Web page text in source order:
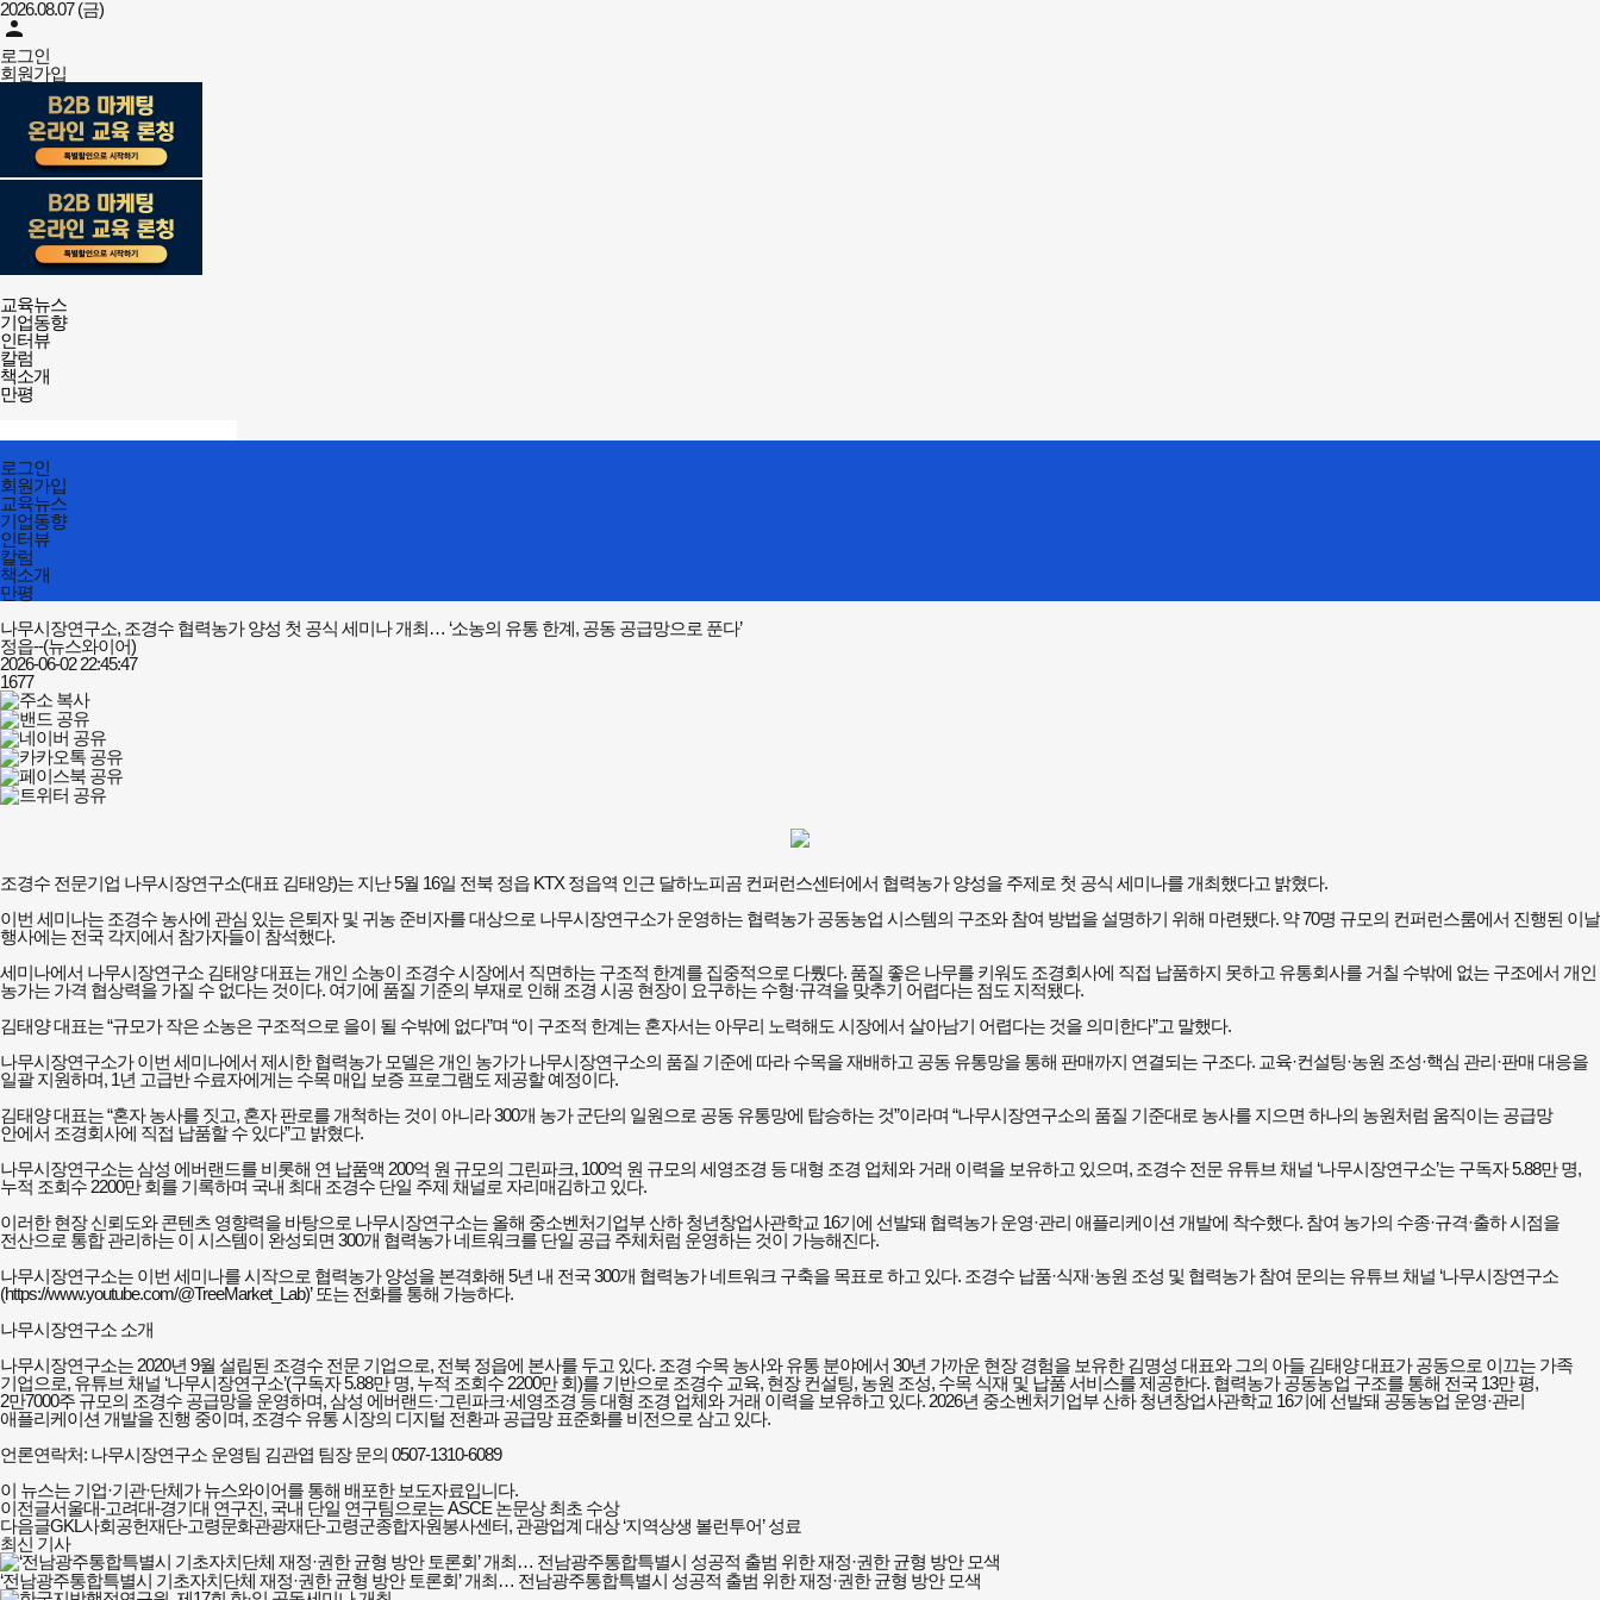
2026.08.07 (금)
person
로그인
회원가입
전체메뉴
열기/
닫기
교육뉴스
기업동향
인터뷰
칼럼
책소개
만평
열기/
닫기
검색
전체메뉴
닫기
로그인
회원가입
교육뉴스
기업동향
인터뷰
칼럼
책소개
만평
나무시장연구소, 조경수 협력농가 양성 첫 공식 세미나 개최… ‘소농의 유통 한계, 공동 공급망으로 푼다’
정읍--(뉴스와이어)
2026-06-02 22:45:47
1677
조경수 전문기업 나무시장연구소(대표 김태양)는 지난 5월 16일 전북 정읍 KTX 정읍역 인근 달하노피곰 컨퍼런스센터에서 협력농가 양성을 주제로 첫 공식 세미나를 개최했다고 밝혔다.
이번 세미나는 조경수 농사에 관심 있는 은퇴자 및 귀농 준비자를 대상으로 나무시장연구소가 운영하는 협력농가 공동농업 시스템의 구조와 참여 방법을 설명하기 위해 마련됐다. 약 70명 규모의 컨퍼런스룸에서 진행된 이날
행사에는 전국 각지에서 참가자들이 참석했다.
세미나에서 나무시장연구소 김태양 대표는 개인 소농이 조경수 시장에서 직면하는 구조적 한계를 집중적으로 다뤘다. 품질 좋은 나무를 키워도 조경회사에 직접 납품하지 못하고 유통회사를 거칠 수밖에 없는 구조에서 개인
농가는 가격 협상력을 가질 수 없다는 것이다. 여기에 품질 기준의 부재로 인해 조경 시공 현장이 요구하는 수형·규격을 맞추기 어렵다는 점도 지적됐다.
김태양 대표는 “규모가 작은 소농은 구조적으로 을이 될 수밖에 없다”며 “이 구조적 한계는 혼자서는 아무리 노력해도 시장에서 살아남기 어렵다는 것을 의미한다”고 말했다.
나무시장연구소가 이번 세미나에서 제시한 협력농가 모델은 개인 농가가 나무시장연구소의 품질 기준에 따라 수목을 재배하고 공동 유통망을 통해 판매까지 연결되는 구조다. 교육·컨설팅·농원 조성·핵심 관리·판매 대응을
일괄 지원하며, 1년 고급반 수료자에게는 수목 매입 보증 프로그램도 제공할 예정이다.
김태양 대표는 “혼자 농사를 짓고, 혼자 판로를 개척하는 것이 아니라 300개 농가 군단의 일원으로 공동 유통망에 탑승하는 것”이라며 “나무시장연구소의 품질 기준대로 농사를 지으면 하나의 농원처럼 움직이는 공급망
안에서 조경회사에 직접 납품할 수 있다”고 밝혔다.
나무시장연구소는 삼성 에버랜드를 비롯해 연 납품액 200억 원 규모의 그린파크, 100억 원 규모의 세영조경 등 대형 조경 업체와 거래 이력을 보유하고 있으며, 조경수 전문 유튜브 채널 ‘나무시장연구소’는 구독자 5.88만 명,
누적 조회수 2200만 회를 기록하며 국내 최대 조경수 단일 주제 채널로 자리매김하고 있다.
이러한 현장 신뢰도와 콘텐츠 영향력을 바탕으로 나무시장연구소는 올해 중소벤처기업부 산하 청년창업사관학교 16기에 선발돼 협력농가 운영·관리 애플리케이션 개발에 착수했다. 참여 농가의 수종·규격·출하 시점을
전산으로 통합 관리하는 이 시스템이 완성되면 300개 협력농가 네트워크를 단일 공급 주체처럼 운영하는 것이 가능해진다.
나무시장연구소는 이번 세미나를 시작으로 협력농가 양성을 본격화해 5년 내 전국 300개 협력농가 네트워크 구축을 목표로 하고 있다. 조경수 납품·식재·농원 조성 및 협력농가 참여 문의는 유튜브 채널 ‘나무시장연구소
(https://www.youtube.com/@TreeMarket_Lab)’또는 전화를 통해 가능하다.
나무시장연구소 소개
나무시장연구소는 2020년 9월 설립된 조경수 전문 기업으로, 전북 정읍에 본사를 두고 있다. 조경 수목 농사와 유통 분야에서 30년 가까운 현장 경험을 보유한 김명성 대표와 그의 아들 김태양 대표가 공동으로 이끄는 가족
기업으로, 유튜브 채널 ‘나무시장연구소’(구독자 5.88만 명, 누적 조회수 2200만 회)를 기반으로 조경수 교육, 현장 컨설팅, 농원 조성, 수목 식재 및 납품 서비스를 제공한다. 협력농가 공동농업 구조를 통해 전국 13만 평,
2만7000주 규모의 조경수 공급망을 운영하며, 삼성 에버랜드·그린파크·세영조경 등 대형 조경 업체와 거래 이력을 보유하고 있다. 2026년 중소벤처기업부 산하 청년창업사관학교 16기에 선발돼 공동농업 운영·관리
애플리케이션 개발을 진행 중이며, 조경수 유통 시장의 디지털 전환과 공급망 표준화를 비전으로 삼고 있다.
언론연락처: 나무시장연구소 운영팀 김관엽 팀장 문의 0507-1310-6089
이 뉴스는 기업·기관·단체가 뉴스와이어를 통해 배포한 보도자료입니다.
이전글서울대-고려대-경기대 연구진, 국내 단일 연구팀으로는 ASCE 논문상 최초 수상
다음글GKL사회공헌재단-고령문화관광재단-고령군종합자원봉사센터, 관광업계 대상 ‘지역상생 볼런투어’ 성료
최신 기사
‘전남광주통합특별시 기초자치단체 재정·권한 균형 방안 토론회’ 개최… 전남광주통합특별시 성공적 출범 위한 재정·권한 균형 방안 모색